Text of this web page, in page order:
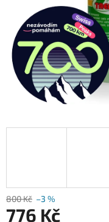
800 Kč –3 %
776 Kč